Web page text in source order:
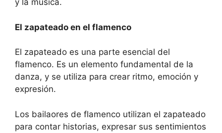
y la música.
El zapateado en el flamenco
El zapateado es una parte esencial del
flamenco. Es un elemento fundamental de la
danza, y se utiliza para crear ritmo, emoción y
expresión.
Los bailaores de flamenco utilizan el zapateado
para contar historias, expresar sus sentimientos